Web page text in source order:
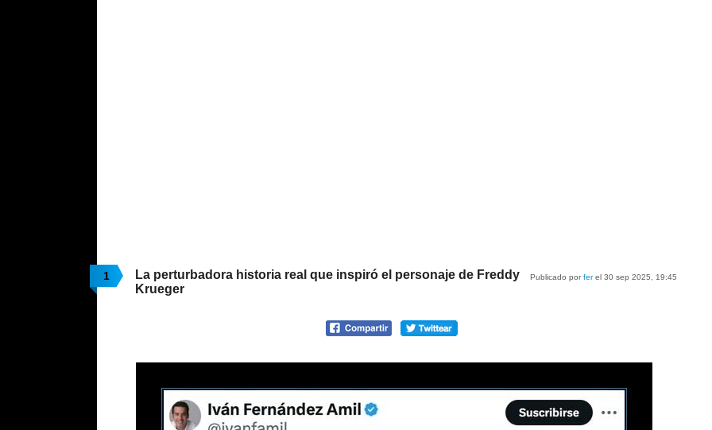
1 Publicado porferel 30 sep 2025, 19:45
La perturbadora historia real que inspiró el personaje de Freddy
Krueger